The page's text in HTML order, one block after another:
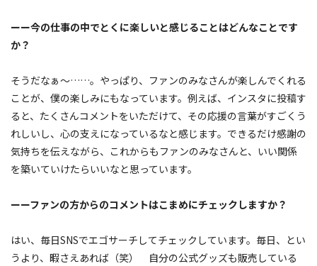
ーー今の仕事の中でとくに楽しいと感じることはどんなことです
か？
そうだなぁ〜……。やっぱり、ファンのみなさんが楽しんでくれる
ことが、僕の楽しみにもなっています。例えば、インスタに投稿す
ると、たくさんコメントをいただけて、その応援の言葉がすごくう
れしいし、心の支えになっているなと感じます。できるだけ感謝の
気持ちを伝えながら、これからもファンのみなさんと、いい関係
を築いていけたらいいなと思っています。
ーーファンの方からのコメントはこまめにチェックしますか？
はい、毎日SNSでエゴサーチしてチェックしています。毎日、とい
うより、暇さえあれば（笑） 自分の公式グッズも販売している